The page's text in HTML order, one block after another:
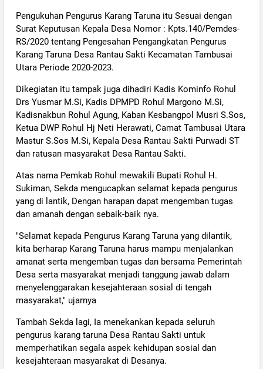
Pengukuhan Pengurus Karang Taruna itu Sesuai dengan
Surat Keputusan Kepala Desa Nomor : Kpts.140/Pemdes-
RS/2020 tentang Pengesahan Pengangkatan Pengurus
Karang Taruna Desa Rantau Sakti Kecamatan Tambusai
Utara Periode 2020-2023.
Dikegiatan itu tampak juga dihadiri Kadis Kominfo Rohul
Drs Yusmar M.Si, Kadis DPMPD Rohul Margono M.Si,
Kadisnakbun Rohul Agung, Kaban Kesbangpol Musri S.Sos,
Ketua DWP Rohul Hj Neti Herawati, Camat Tambusai Utara
Mastur S.Sos M.Si, Kepala Desa Rantau Sakti Purwadi ST
dan ratusan masyarakat Desa Rantau Sakti.
Atas nama Pemkab Rohul mewakili Bupati Rohul H.
Sukiman, Sekda mengucapkan selamat kepada pengurus
yang di lantik, Dengan harapan dapat mengemban tugas
dan amanah dengan sebaik-baik nya.
"Selamat kepada Pengurus Karang Taruna yang dilantik,
kita berharap Karang Taruna harus mampu menjalankan
amanat serta mengemban tugas dan bersama Pemerintah
Desa serta masyarakat menjadi tanggung jawab dalam
menyelenggarakan kesejahteraan sosial di tengah
masyarakat," ujarnya
Tambah Sekda lagi, Ia menekankan kepada seluruh
pengurus karang taruna Desa Rantau Sakti untuk
memperhatikan segala aspek kehidupan sosial dan
kesejahteraan masyarakat di Desanya.